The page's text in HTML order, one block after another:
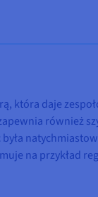
która daje
również
na przykład